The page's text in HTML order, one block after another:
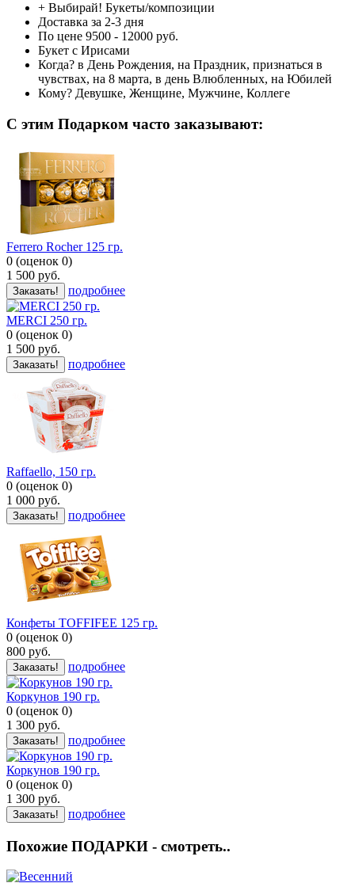
+ Выбирай! Букеты/композиции
Доставка за 2-3 дня
По цене 9500 - 12000 руб.
Букет с Ирисами
Когда? в День Рождения, на Праздник, признаться в
чувствах, на 8 марта, в день Влюбленных, на Юбилей
Кому? Девушке, Женщине, Мужчине, Коллеге
C этим Подарком часто заказывают:
Ferrero Rocher 125 гр.
0 (оценок 0)
1 500 руб.
Заказать! подробнее
MERCI 250 гр.
0 (оценок 0)
1 500 руб.
Заказать! подробнее
Raffaello, 150 гр.
0 (оценок 0)
1 000 руб.
Заказать! подробнее
Конфеты TOFFIFEE 125 гр.
0 (оценок 0)
800 руб.
Заказать! подробнее
Коркунов 190 гр.
0 (оценок 0)
1 300 руб.
Заказать! подробнее
Коркунов 190 гр.
0 (оценок 0)
1 300 руб.
Заказать! подробнее
Похожие ПОДАРКИ - смотреть..